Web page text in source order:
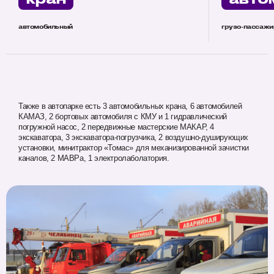
автомобильный грузо-
Также в автопарке есть 3 автомобильных крана, 6 автомобилей
КАМАЗ, 2 бортовых автомобиля с КМУ и 1 гидравлический
погружной насос, 2 передвижные мастерские МАКАР, 4
экскаватора, 3 экскаватора-погрузчика, 2 воздушно-душирующих
установки, минитрактор «Томас» для механизированной зачистки
каналов, 2 МАВРа, 1 электролаболатория.